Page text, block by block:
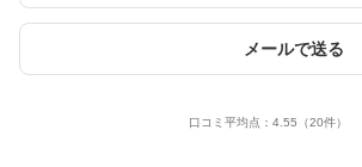
メールで送る
口コミ平均点： 4.55 （20件）